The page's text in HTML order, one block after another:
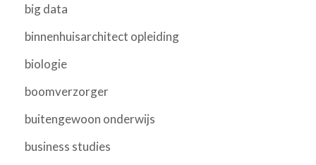
big data
binnenhuisarchitect opleiding
biologie
boomverzorger
buitengewoon onderwijs
business studies